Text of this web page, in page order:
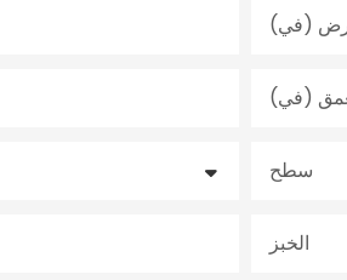
(في)
(في)
سطح
الخبز